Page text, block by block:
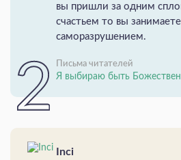
вы пришли за одним
счастьем то вы
саморазрушением.
Письма читателей
Я выбираю быть
Inci